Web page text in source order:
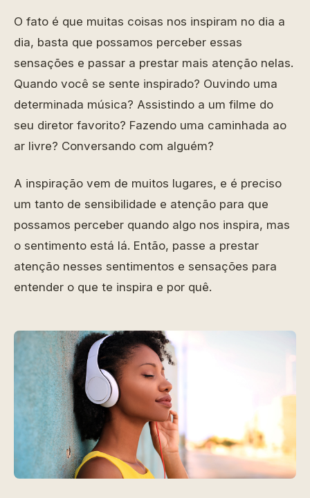
O fato é que muitas coisas nos inspiram no dia a
dia, basta que possamos perceber essas
sensações e passar a prestar mais atenção nelas.
Quando você se sente inspirado? Ouvindo uma
determinada música? Assistindo a um filme do
seu diretor favorito? Fazendo uma caminhada ao
ar livre? Conversando com alguém?
A inspiração vem de muitos lugares, e é preciso
um tanto de sensibilidade e atenção para que
possamos perceber quando algo nos inspira, mas
o sentimento está lá. Então, passe a prestar
atenção nesses sentimentos e sensações para
entender o que te inspira e por quê.